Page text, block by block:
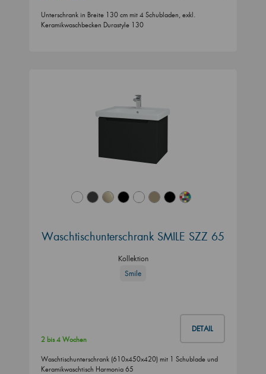
Unterschrank in Breite 130 cm mit 4 Schubladen, exkl.
Keramikwaschbecken Durastyle 130
Waschtischunterschrank SMILE SZZ 65
Kollektion
Smile
DETAIL
2 bis 4 Wochen
Waschtischunterschrank (610x450x420) mit 1 Schublade und
Keramikwaschtisch Harmonia 65